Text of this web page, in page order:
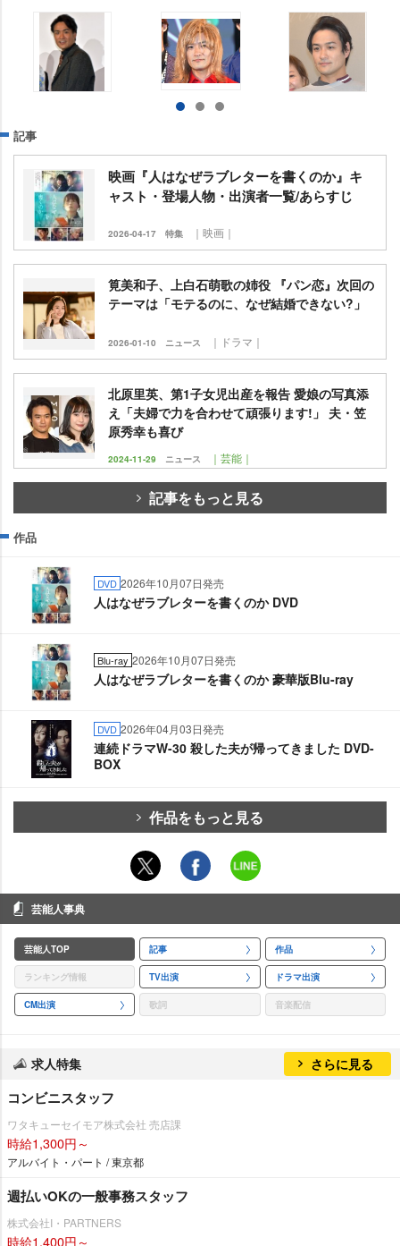
記事
映画『人はなぜラブレターを書くのか』キ
ャスト・登場人物・出演者一覧/あらすじ
2026-04-17 特集 ｜映画｜
筧美和子、上白石萌歌の姉役 『パン恋』次回の
テーマは「モテるのに、なぜ結婚できない?」
2026-01-10 ニュース ｜ドラマ｜
北原里英、第1子女児出産を報告 愛娘の写真添
え「夫婦で力を合わせて頑張ります!」 夫・笠
原秀幸も喜び
2024-11-29 ニュース ｜芸能｜
記事をもっと見る
作品
DVD 2026年10月07日発売
人はなぜラブレターを書くのか DVD
Blu-ray 2026年10月07日発売
人はなぜラブレターを書くのか 豪華版Blu-ray
DVD 2026年04月03日発売
連続ドラマW-30 殺した夫が帰ってきました DVD-
BOX
作品をもっと見る
芸能人事典
芸能人TOP 記事 作品
ランキング情報 TV出演 ドラマ出演
CM出演 歌詞 音楽配信
求人特集 さらに見る
コンビニスタッフ
ワタキューセイモア株式会社 売店課
時給1,300円～
アルバイト・パート / 東京都
週払いOKの一般事務スタッフ
株式会社I・PARTNERS
時給1,400円～